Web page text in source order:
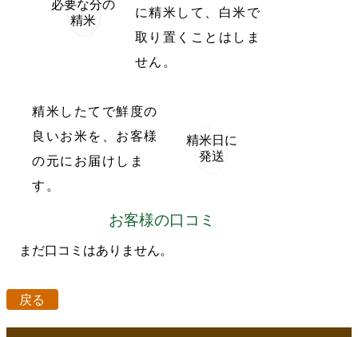
必要な分の
精米
に精米して、白米で
取り置くことはしま
せん。
精米したてで鮮度の
良いお米を、お客様
の元にお届けしま
す。
精米日に
発送
お客様の口コミ
まだ口コミはありません。
戻る